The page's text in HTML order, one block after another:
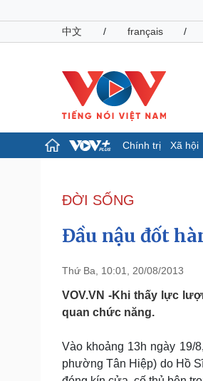
中文
/ français /
Chính trị Xã hội
Đảng
Tổ chức nhân sự
Quốc hội
Nhận diện sự thật
Pháp luật
Vụ án
Tư vấn luật
ĐỜI SỐNG
Đầu nậu đốt
Thứ Ba, 10:01, 20/08/2013
VOV.VN -Khi thấy lực
quan chức năng.
Vào khoảng 13h ngày 19/
phường Tân Hiệp) do Hồ